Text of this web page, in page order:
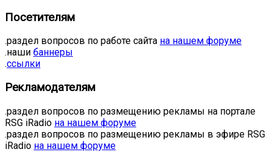
Посетителям
.раздел вопросов по работе сайта на нашем форуме
.наши баннеры
.ссылки
Рекламодателям
.раздел вопросов по размещению рекламы на портале
RSG iRadio на нашем форуме
.раздел вопросов по размещению рекламы в эфире RSG
iRadio на нашем форуме